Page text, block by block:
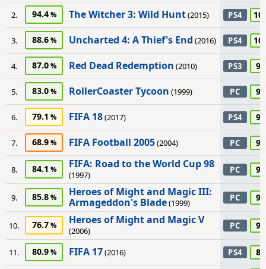
2. 94.4 The Witcher 3: Wild Hunt(2015) PS4
3. 88.6 Uncharted 4: A Thief's End (2016) PS4
4. 87.0 Red Dead Redemption (2010) PS3 95
5. 83.0 RollerCoaster Tycoon (1999) PC 95
6. 79.1 FIFA 18(2017) PS4 90
7. 68.9 FIFA Football 2005(2004) PC 90
8. 84.1 FIFA: Road to the World Cup 98
(1997) PC 90
9. 85.8
Heroes of Might and Magic III:
Armageddon's Blade(1999) PC 90
10. 76.7 Heroes of Might and Magic V
(2006) PC 90
11. 80.9 FIFA 17(2016) PS4 85